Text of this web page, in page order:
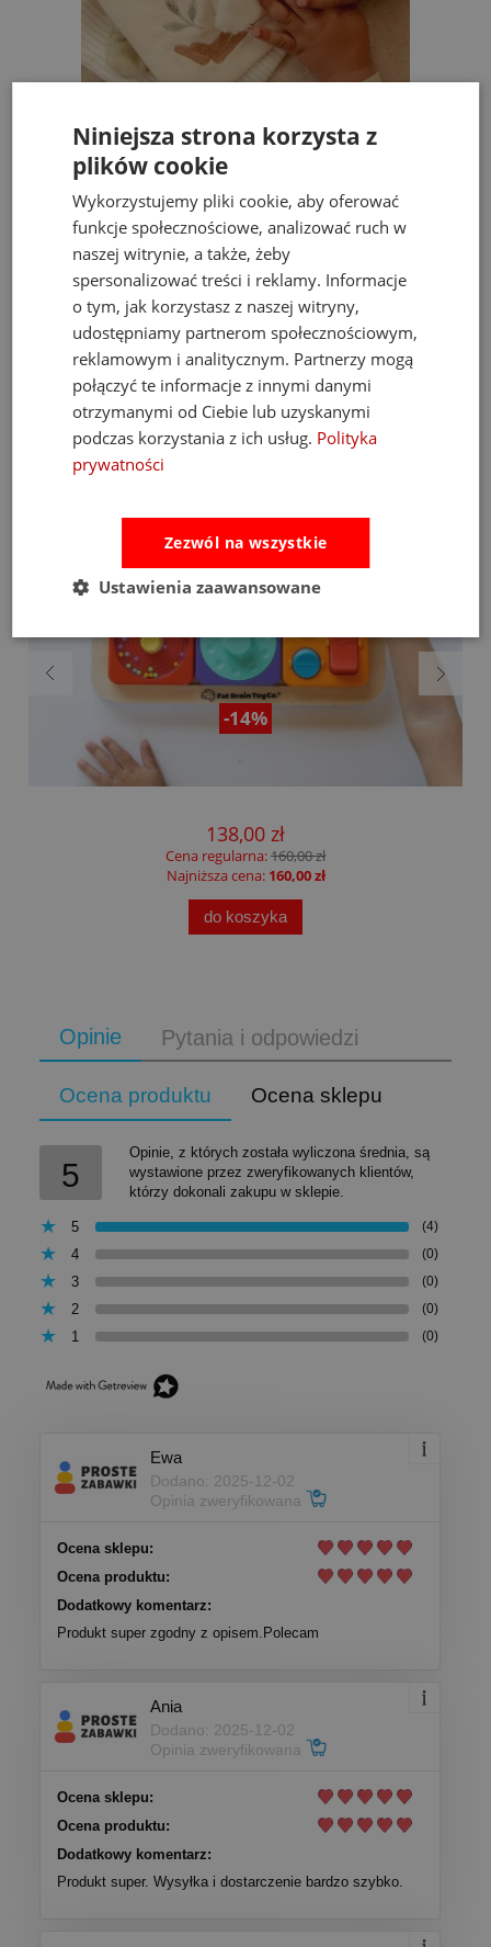
Little Dutch Hipopotam Przytulanka Maskotka
17 cm Safari
55,00 zł 47,00 zł
do koszyka
Bestsellery
-14%
Fat Brain Toys tablica manipulacyjna PlayTab
138,00 zł
Cena regularna:160,00 zł
Najniższa cena: 160,00 zł
do koszyka
Opinie Pytania i odpowiedzi
Ocena produktu Ocena sklepu
5
Opinie, z których została wyliczona średnia, są
wystawione przez zweryfikowanych klientów,
którzy dokonali zakupu w sklepie.
5 (4)
4 (0)
3 (0)
2 (0)
1 (0)
Ewa
Dodano: 2025-12-02
Opinia zweryfikowana
Ocena sklepu:
Ocena produktu:
Dodatkowy komentarz:
Produkt super zgodny z opisem.Polecam
Ania
Dodano: 2025-12-02
Opinia zweryfikowana
Ocena sklepu:
Ocena produktu:
Dodatkowy komentarz:
Produkt super. Wysyłka i dostarczenie bardzo szybko.
Niniejsza strona korzysta z
plików cookie
Wykorzystujemy pliki cookie, aby oferować
funkcje społecznościowe, analizować ruch w
naszej witrynie, a także, żeby
spersonalizować treści i reklamy. Informacje
o tym, jak korzystasz z naszej witryny,
udostępniamy partnerom społecznościowym,
reklamowym i analitycznym. Partnerzy mogą
połączyć te informacje z innymi danymi
otrzymanymi od Ciebie lub uzyskanymi
podczas korzystania z ich usług. Polityka
prywatności
Zezwól na wszystkie
Ustawienia zaawansowane